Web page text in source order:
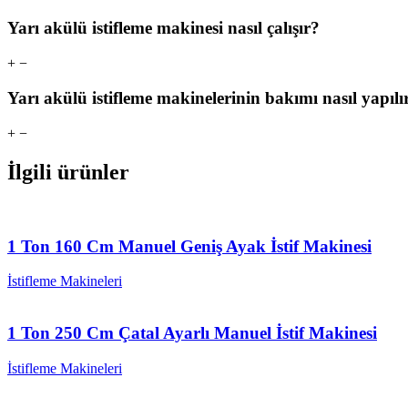
Yarı akülü istifleme makinesi nasıl çalışır?
+ −
Yarı akülü istifleme makinelerinin bakımı nasıl
+ −
İlgili ürünler
1 Ton 160 Cm Manuel Geniş Ayak İstif Makinesi
İstifleme Makineleri
1 Ton 250 Cm Çatal Ayarlı Manuel İstif Makinesi
İstifleme Makineleri